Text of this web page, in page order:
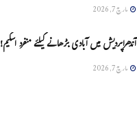
مارچ 7, 2026
آندھراپردیش میں آبادی بڑھانے کیلئے منفرد اسکیم!
مارچ 7, 2026